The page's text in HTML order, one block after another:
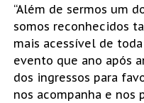
“Além de sermos um
somos reconhecidos
mais acessível de
evento que ano após
dos ingressos para
nos acompanha e nos